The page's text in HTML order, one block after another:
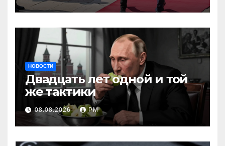
НОВОСТИ
Двадцать лет одной и той
же тактики
08.08.2026 РМ